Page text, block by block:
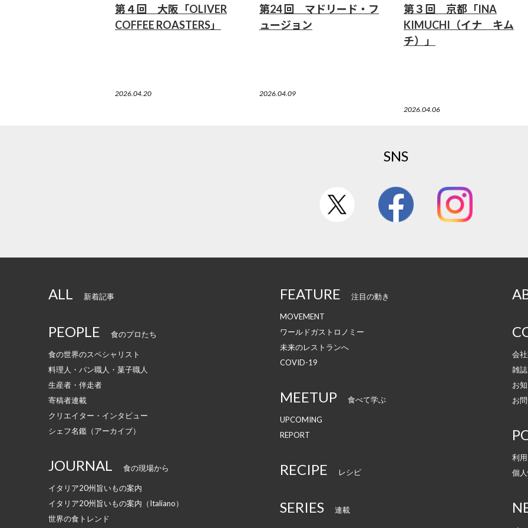
第４回 大阪「OLIVER
COFFEE ROASTERS」
2026.04.20
第24 回 マドリード・フ
ュージョン
2026.04.09
第３回 京都「INA
KIMUCHI（イナ キム
チ）」
2026.04.06
SNS
ALL 新着記事
PEOPLE 食のプロたち
食の世界のスペシャリスト
料理人・パン職人・菓子職人
生産者・伴走者
寄稿者連載
クリエイター・インタビュー
シェフ名鑑（アーカイブ）
JOURNAL 食の現場から
イタリア20州旨いもの案内
イタリア20州旨いもの案内（Italiano）
世界の食トレンド
FEATURE 注目の動き
MOVEMENT
ワールドガストロノミー
未来のレストランへ
COVID-19
MEETUP 食べて学ぶ
UPCOMING
REPORT
RECIPE レシピ
SERIES 連載
会
雑誌
お
お
利
個